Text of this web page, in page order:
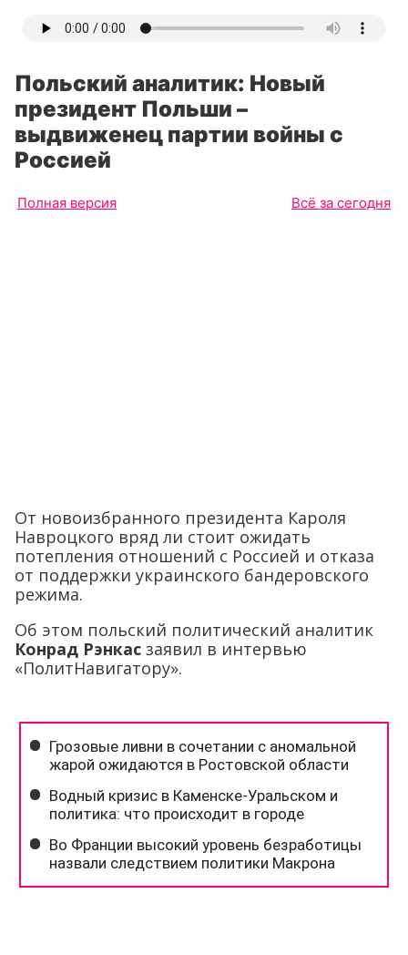
Польский аналитик: Новый
президент Польши –
выдвиженец партии войны с
Россией
Полная версия Всё за сегодня
От новоизбранного президента Кароля
Навроцкого вряд ли стоит ожидать
потепления отношений с Россией и отказа
от поддержки украинского бандеровского
режима.
Об этом польский политический аналитик
Конрад Рэнкас заявил в интервью
«ПолитНавигатору».